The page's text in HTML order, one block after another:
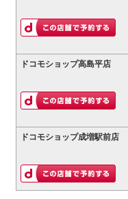
ドコモショップ高島平店
ドコモショップ成増駅前店